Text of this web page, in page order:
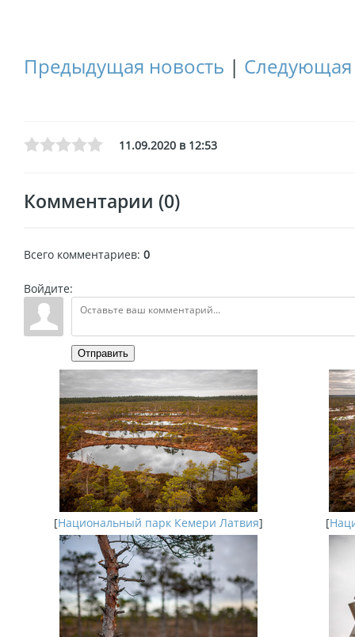
Предыдущая новость | Следующая
11.09.2020 в 12:53
Комментарии (0)
Всего комментариев: 0
Войдите:
Отправить
[Национальный парк Кемери Латвия] [